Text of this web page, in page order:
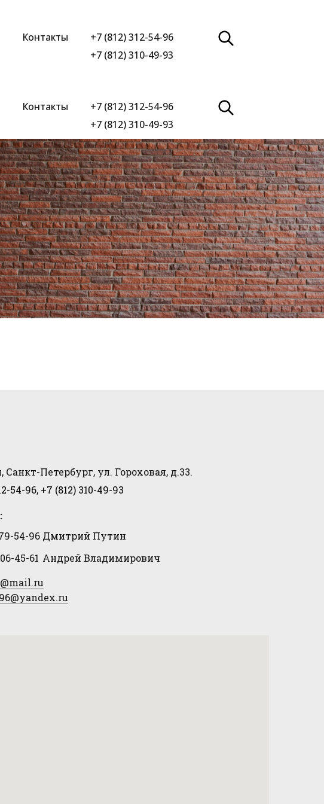
Контакты
+7 (812) 312-54-96
+7 (812) 310-49-93
Контакты
+7 (812) 312-54-96
+7 (812) 310-49-93
Санкт-Петербург, ул. Гороховая, д.33.
54-96, +7 (812) 310-49-93
54-96 Дмитрий Путин
45-61 Андрей Владимирович